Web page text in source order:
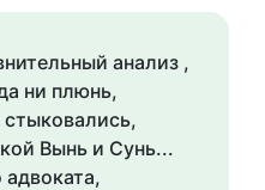
анализ ,
ни плюнь,
Вынь и Сунь...